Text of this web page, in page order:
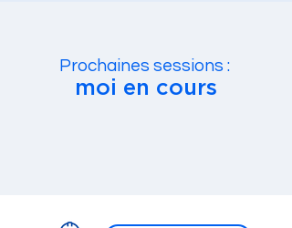
Prochaines sessions :
moi en cours